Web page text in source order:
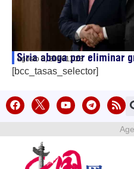
Siria aboga por eliminar
agosto 6, 202611:23
[bcc_tasas_selector]